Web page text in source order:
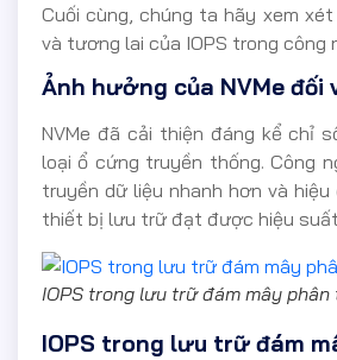
Cuối cùng, chúng ta hãy xem
và tương lai của IOPS trong công
Ảnh hưởng của NVMe đối
NVMe đã cải thiện đáng kể chỉ
loại ổ cứng truyền thống. Công
truyền dữ liệu nhanh hơn và hiệu
thiết bị lưu trữ đạt được hiệu
IOPS trong lưu trữ đám mây phân
IOPS trong lưu trữ đám